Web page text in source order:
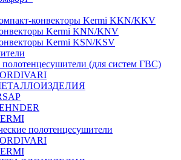
конвекторы Kermi KKN/KKV
Kermi KNN/KNV
Kermi KSN/KSV
(для систем ГВС)
полотенцесушители